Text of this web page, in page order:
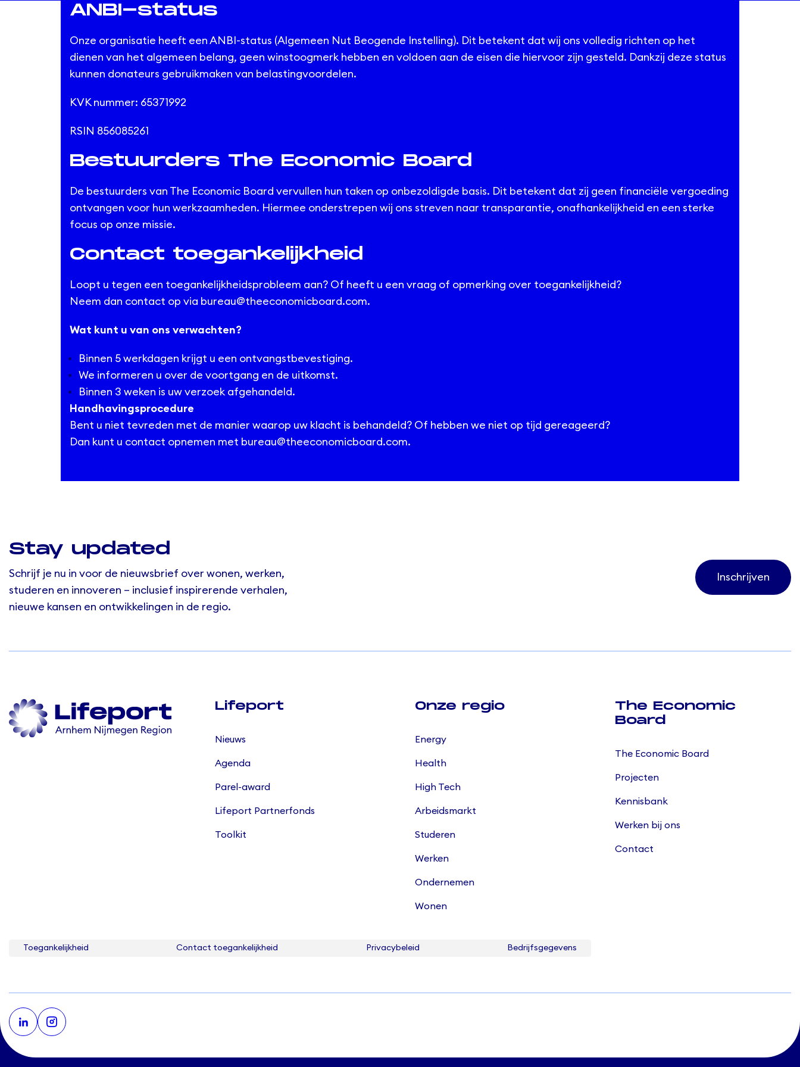
ANBI-status
Onze organisatie heeft een ANBI-status (Algemeen Nut Beogende Instelling). Dit betekent dat wij ons volledig richten op het
dienen van het algemeen belang, geen winstoogmerk hebben en voldoen aan de eisen die hiervoor zijn gesteld. Dankzij deze status
kunnen donateurs gebruikmaken van belastingvoordelen.
KVK nummer: 65371992
RSIN 856085261
Bestuurders The Economic Board
De bestuurders van The Economic Board vervullen hun taken op onbezoldigde basis. Dit betekent dat zij geen financiële vergoeding
ontvangen voor hun werkzaamheden. Hiermee onderstrepen wij ons streven naar transparantie, onafhankelijkheid en een sterke
focus op onze missie.
Contact toegankelijkheid
Loopt u tegen een toegankelijkheidsprobleem aan? Of heeft u een vraag of opmerking over toegankelijkheid?
Neem dan contact op via bureau@theeconomicboard.com.
Wat kunt u van ons verwachten?
Binnen 5 werkdagen krijgt u een ontvangstbevestiging.
We informeren u over de voortgang en de uitkomst.
Binnen 3 weken is uw verzoek afgehandeld.
Handhavingsprocedure
Bent u niet tevreden met de manier waarop uw klacht is behandeld? Of hebben we niet op tijd gereageerd?
Dan kunt u contact opnemen met bureau@theeconomicboard.com.
Stay updated
Schrijf je nu in voor de nieuwsbrief over wonen, werken,
studeren en innoveren – inclusief inspirerende verhalen,
nieuwe kansen en ontwikkelingen in de regio.
Inschrijven
Lifeport
Nieuws
Agenda
Parel-award
Lifeport Partnerfonds
Toolkit
Onze regio
Energy
Health
High Tech
Arbeidsmarkt
Studeren
Werken
Ondernemen
Wonen
The Economic
Board
The Economic Board
Projecten
Kennisbank
Werken bij ons
Contact
Toegankelijkheid Contact toegankelijkheid Privacybeleid Bedrijfsgegevens